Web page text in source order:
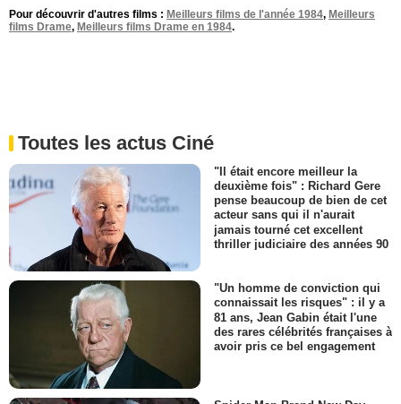
Pour découvrir d'autres films : Meilleurs films de l'année 1984, Meilleurs
films Drame, Meilleurs films Drame en 1984.
Toutes les actus Ciné
"Il était encore meilleur la
deuxième fois" : Richard Gere
pense beaucoup de bien de cet
acteur sans qui il n'aurait
jamais tourné cet excellent
thriller judiciaire des années 90
"Un homme de conviction qui
connaissait les risques" : il y a
81 ans, Jean Gabin était l'une
des rares célébrités françaises à
avoir pris ce bel engagement